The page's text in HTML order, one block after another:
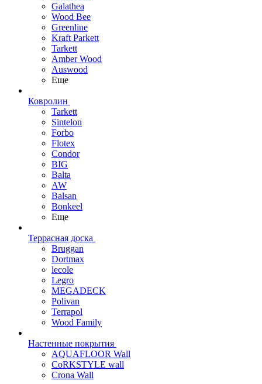
Galathea
Wood Bee
Greenline
Kraft Parkett
Tarkett
Amber Wood
Auswood
Еще
Ковролин
Tarkett
Sintelon
Forbo
Flotex
Condor
BIG
Balta
AW
Balsan
Bonkeel
Еще
Террасная доска
Bruggan
Dortmax
lecole
Legro
MEGADECK
Polivan
Terrapol
Wood Family
Настенные покрытия
AQUAFLOOR Wall
CoRKSTYLE wall
Crona Wall